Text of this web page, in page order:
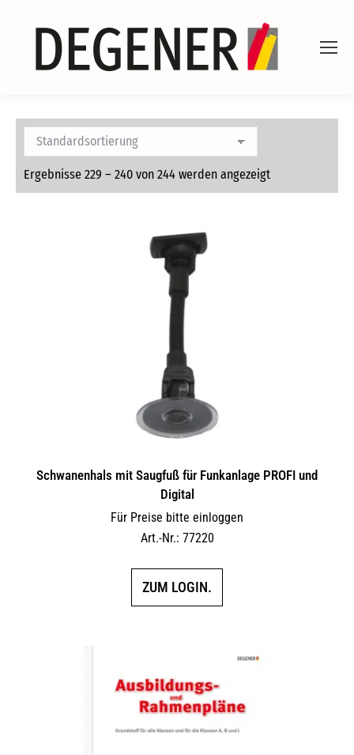
Ergebnisse 229 – 240 von 244 werden angezeigt
Schwanenhals mit Saugfuß für Funkanlage PROFI und
Digital
Für Preise bitte einloggen
Art.-Nr.: 77220
ZUM LOGIN.